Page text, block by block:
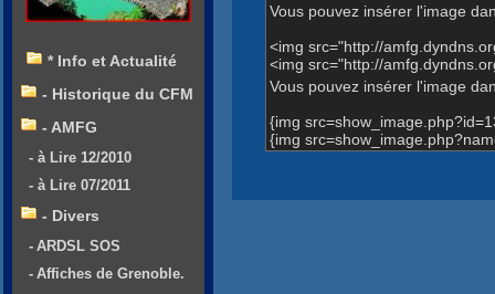
Vous pouvez insérer l'image
<img src="http://
<img src="http://
Vous pouvez insérer l'image
{img
{img
* Info et Actualité
- Historique du CFM
- AMFG
- à Lire 12/2010
- à Lire 07/2011
- Divers
- ARDSL SOS
- Affiches de Grenoble.